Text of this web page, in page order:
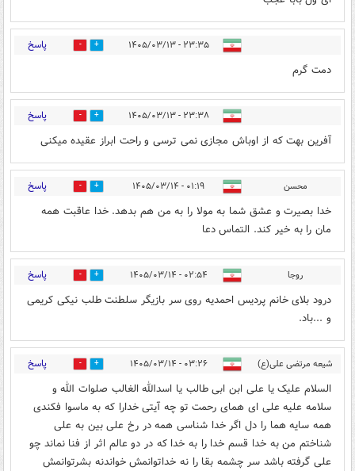
۲۳:۳۵ - ۱۴۰۵/۰۳/۱۳ 10 پاسخ
دمت گرم
۲۳:۳۸ - ۱۴۰۵/۰۳/۱۳ 9 پاسخ
آفرین بهت که از اوباش مجازی نمی ترسی و راحت ابراز عقیده میکنی
محسن ۰۱:۱۹ - ۱۴۰۵/۰۳/۱۴ 5 پاسخ
خدا بصیرت و عشق شما به مولا را به من هم بدهد. خدا عاقبت همه
مان را به خیر کند. التماس دعا
روجا ۰۲:۵۴ - ۱۴۰۵/۰۳/۱۴ 3 پاسخ
درود بلای خانم پردیس احمدیه روی سر بازیگر سلطنت طلب نیکی کریمی
و ...باد‌.
شیعه مرتضی علی(ع) ۰۳:۲۶ - ۱۴۰۵/۰۳/۱۴ 5 پاسخ
السلام علیک یا علی ابن ابی طالب یا اسدالله الغالب صلوات الله و
سلامه علیه علی ای همای رحمت تو چه آیتی خدارا که به ماسوا فکندی
همه سایه هما را دل اگر خدا شناسی همه در رخ علی بین به علی
شناختم من به خدا قسم خدا را به خدا که در دو عالم اثر از فنا نماند چو
علی گرفته باشد سر چشمه بقا را نه خداتوانمش خواندنه بشرتوانمش